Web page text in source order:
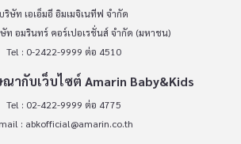
ริษัท เอเอ็มอี อิมเมจิเนทีฟ จำกัด
ท อมรินทร์ คอร์เปอเรชั่นส์ จำกัด (มหาชน)
Tel : 0-2422-9999 ต่อ 4510
ากับเว็บไซต์ Amarin Baby&Kids
Tel : 02-422-9999 ต่อ 4775
: abkofficial@amarin.co.th